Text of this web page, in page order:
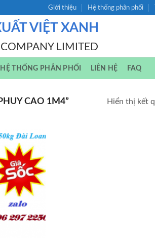
Giới thiệu Hệ thống phân phối
VIỆT XANH
LIMITED
HỆ THỐNG PHÂN PHỐI LIÊN HỆ FAQ
CAO 1M4” Hiển thị kết